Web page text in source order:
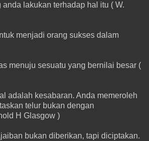
lakukan terhadap hal itu ( W.
menjadi orang sukses dalam
menuju sesuatu yang bernilai besar (
adalah kesabaran. Anda memeroleh
telur bukan dengan
H Glasgow )
bukan diberikan, tapi diciptakan.